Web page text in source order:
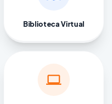
Biblioteca Virtual
computer